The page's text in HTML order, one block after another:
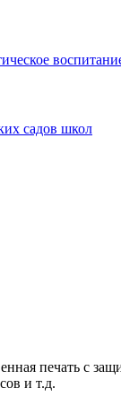
печать с
и т.д.